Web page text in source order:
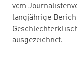
vom
langjährige
ausgezeichnet.